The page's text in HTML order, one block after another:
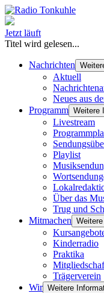
Jetzt läuft
Titel wird gelesen...
Nachrichten
Aktuell
Neues aus
Programm Weitere
Livestream
Playlist
Über das
Trug und
Mitmachen
Kinderradio
Praktika
Trägerverein
Wir Weitere